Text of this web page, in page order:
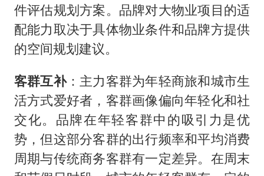
件评估规划方案。品牌对大物业项目的适
配能力取决于具体物业条件和品牌方提供
的空间规划建议。
客群互补：主力客群为年轻商旅和城市生
活方式爱好者，客群画像偏向年轻化和社
交化。品牌在年轻客群中的吸引力是优
势，但这部分客群的出行频率和平均消费
周期与传统商务客群有一定差异。在周末